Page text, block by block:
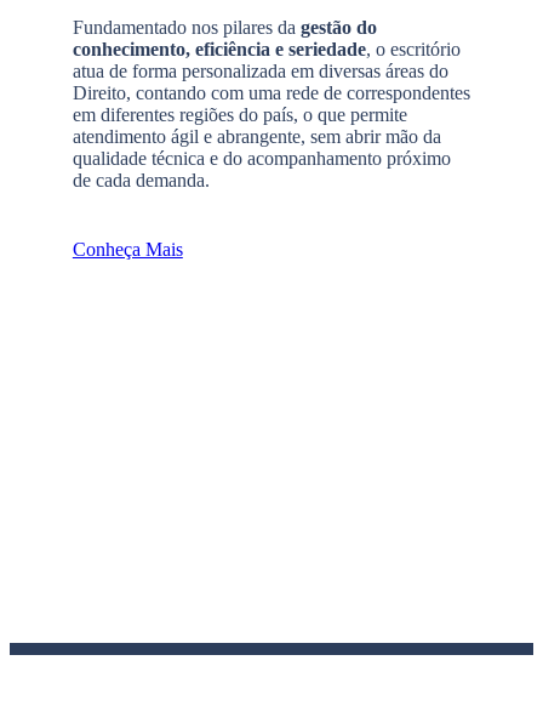
Fundamentado nos pilares da gestão do
conhecimento, eficiência e seriedade, o escritório
atua de forma personalizada em diversas áreas do
Direito, contando com uma rede de correspondentes
em diferentes regiões do país, o que permite
atendimento ágil e abrangente, sem abrir mão da
qualidade técnica e do acompanhamento próximo
de cada demanda.
Conheça Mais